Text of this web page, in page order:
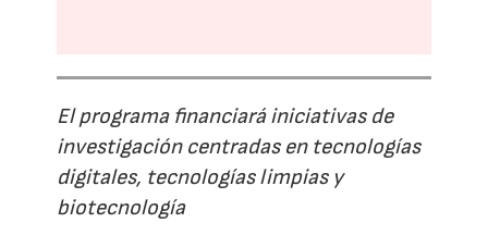
El programa financiará iniciativas de
investigación centradas en tecnologías
digitales, tecnologías limpias y
biotecnología